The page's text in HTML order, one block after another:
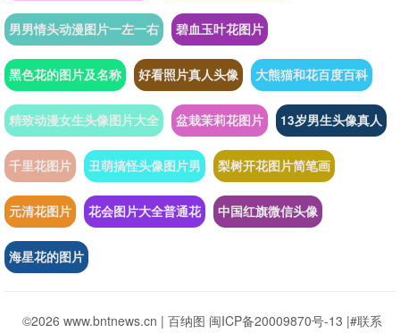
男男情头动漫图片一左一右 碧血玉叶花图片
黑色花的图片及名称 好看照片真人头像 大熊猫和花百度百科
精致动漫女生头像图片大全 盆栽茉莉花图片 13岁男生头像真人
千里花图片 丑萌搞怪头像图片男 梨树开花图片简笔画
元清花图片 花会图片大全普通花 中国红旗微信头像
海星花的图片
©2026 www.bntnews.cn | 百纳图 闽ICP备20009870号-13 |#联系